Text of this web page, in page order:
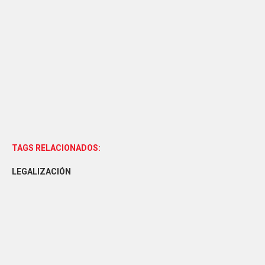
TAGS RELACIONADOS:
LEGALIZACIÓN